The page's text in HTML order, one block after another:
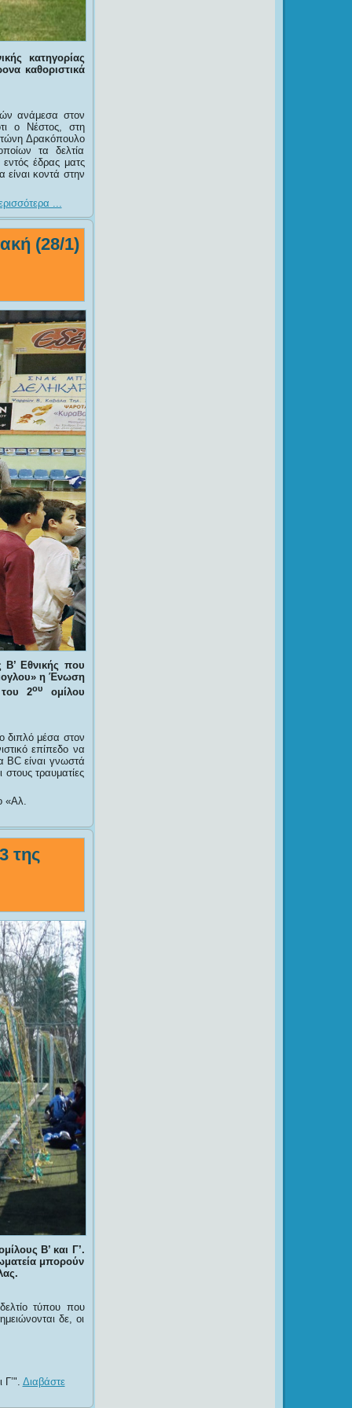
κατηγορίας
καθοριστικά
ανάμεσα στον
ο Νέστος, στη
Δρακόπουλο
τα δελτία
έδρας ματς
κοντά στην
...
(28/1)
Β’ Εθνικής που
η Ένωση
2ου ομίλου
διπλό μέσα στον
επίπεδο να
BC είναι γνωστά
τραυματίες
«Αλ.
της
Β’ και Γ’.
μπορούν
τύπου που
δε, οι
Διαβάστε